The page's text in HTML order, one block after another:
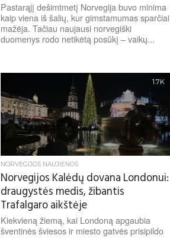
Pastarąjį dešimtmetį Norvegija buvo minima
kaip viena iš šalių, kur gimstamumas sparčiai
mažėja. Tačiau naujausi norvegiški
duomenys rodo netikėtą posūkį – vaikų...
1.7K
NORVEGIJOS NAUJIENOS
Norvegijos Kalėdų dovana Londonui:
draugystės medis, žibantis
Trafalgaro aikštėje
Kiekvieną žiemą, kai Londoną apgaubia
šventinės šviesos ir miesto gatvės prisipildo